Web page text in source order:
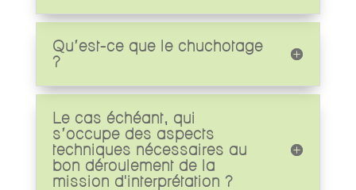
Qu’est-ce que le chuchotage
?
Le cas échéant, qui
s’occupe des aspects
techniques nécessaires au
bon déroulement de la
mission d'interprétation ?